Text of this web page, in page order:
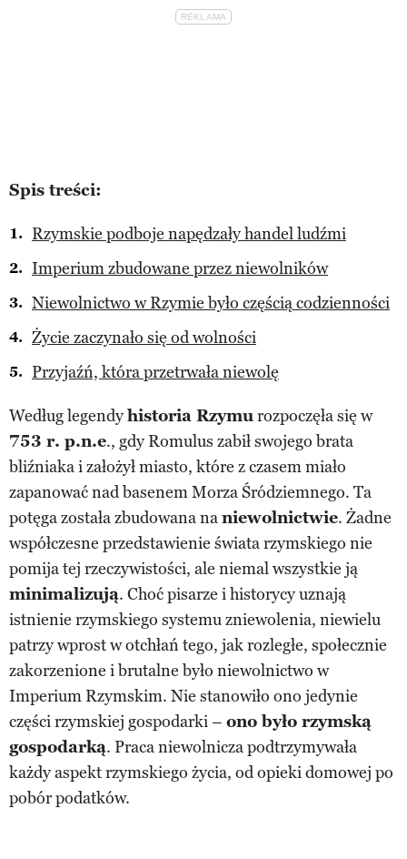
Spis treści:
Rzymskie podboje napędzały handel ludźmi
Imperium zbudowane przez niewolników
Niewolnictwo w Rzymie było częścią codzienności
Życie zaczynało się od wolności
Przyjaźń, która przetrwała niewolę
Według legendyhistoria Rzymurozpoczęła się w
753 r. p.n.e., gdy Romulus zabił swojego brata
bliźniaka i założył miasto, które z czasem miało
zapanować nad basenem Morza Śródziemnego. Ta
potęga została zbudowana naniewolnictwie. Żadne
współczesne przedstawienie świata rzymskiego nie
pomija tej rzeczywistości, ale niemal wszystkie ją
minimalizują. Choć pisarze i historycy uznają
istnienie rzymskiego systemu zniewolenia, niewielu
patrzy wprost w otchłań tego, jak rozległe, społecznie
zakorzenione i brutalne było niewolnictwo w
Imperium Rzymskim. Nie stanowiło ono jedynie
części rzymskiej gospodarki – ono było rzymską
gospodarką. Praca niewolnicza podtrzymywała
każdy aspekt rzymskiego życia, od opieki domowej po
pobór podatków.